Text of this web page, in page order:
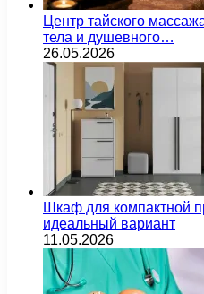
Центр тайского
тела и душевного…
26.05.2026
Шкаф для компактной
идеальный вариант
11.05.2026